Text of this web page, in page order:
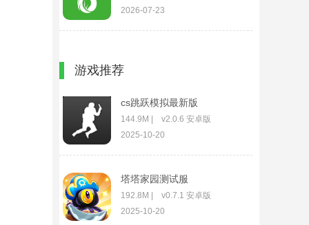
2026-07-23
173K | v1.2.2
游戏推荐
cs跳跃模拟最新版
144.9M | v2.0.6 安卓版
2025-10-20
塔塔家园测试服
192.8M | v0.7.1 安卓版
2025-10-20